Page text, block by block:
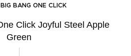
BANG ONE CLICK
Click Joyful Steel Apple
Green